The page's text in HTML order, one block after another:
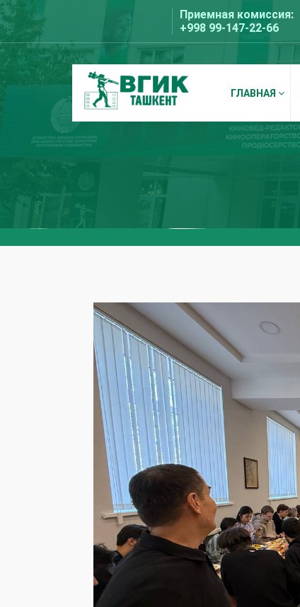
Перейти
к
содержимому
Приемная комиссия:
+998 99-147-22-66
ВГИК Ташкент
ГЛАВНАЯ